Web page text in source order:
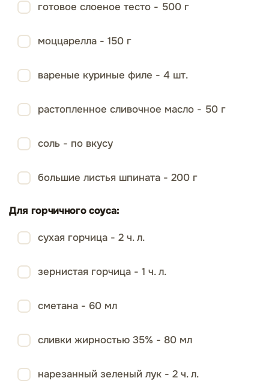
готовое слоеное тесто - 500 г
моццарелла - 150 г
вареные куриные филе - 4 шт.
растопленное сливочное масло - 50 г
соль - по вкусу
большие листья шпината - 200 г
Для горчичного соуса:
сухая горчица - 2 ч. л.
зернистая горчица - 1 ч. л.
сметана - 60 мл
сливки жирностью 35% - 80 мл
нарезанный зеленый лук - 2 ч. л.